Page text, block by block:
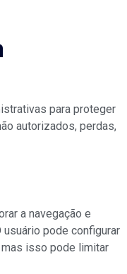
para proteger
autorizados, perdas,
a navegação e
pode configurar
isso pode limitar